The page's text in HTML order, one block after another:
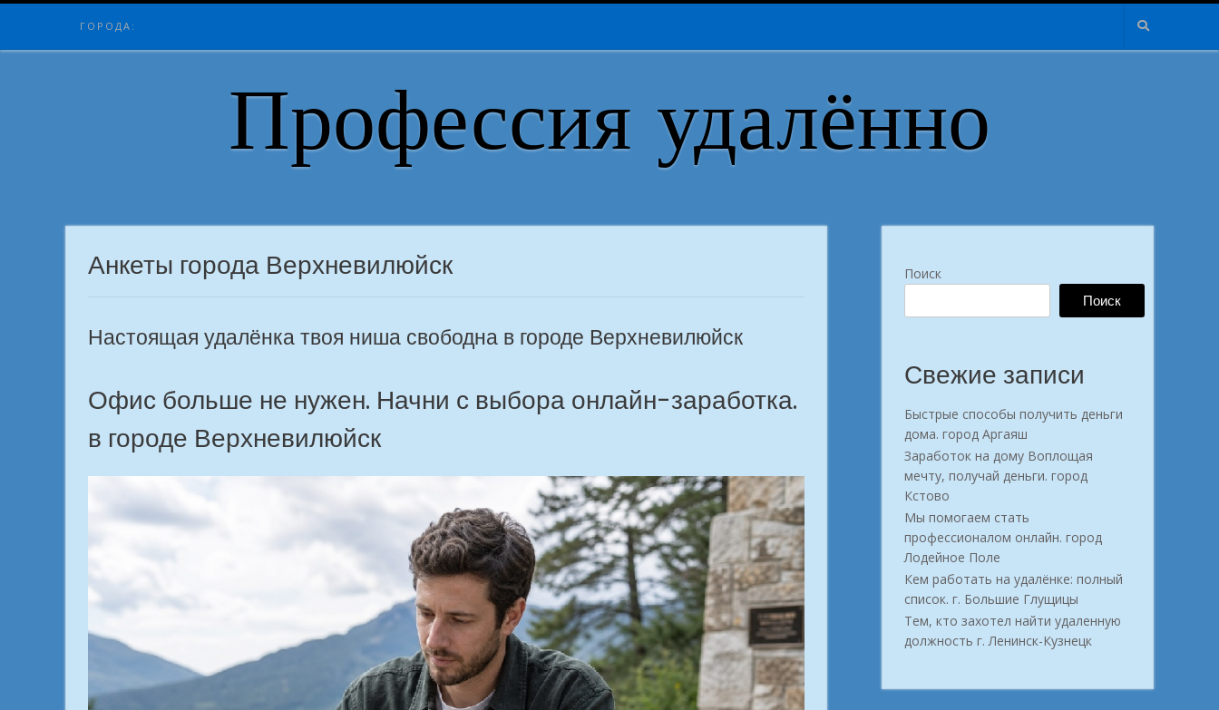
Skip
content
ГОРОДА:
Профессия удалённо
Анкеты города Верхневилюйск
Настоящая удалёнка твоя ниша свободна в городе Верхневилюйск
Офис больше не нужен. Начни с выбора онлайн-заработка.
в городе Верхневилюйск
Поиск
Поиск
Свежие записи
Быстрые способы получить деньги
дома. город Аргаяш
Заработок на дому Воплощая
мечту, получай деньги. город
Кстово
Мы помогаем стать
профессионалом онлайн. город
Лодейное Поле
Кем работать на удалёнке: полный
список. г. Большие Глущицы
Тем, кто захотел найти удаленную
должность г. Ленинск-Кузнецк